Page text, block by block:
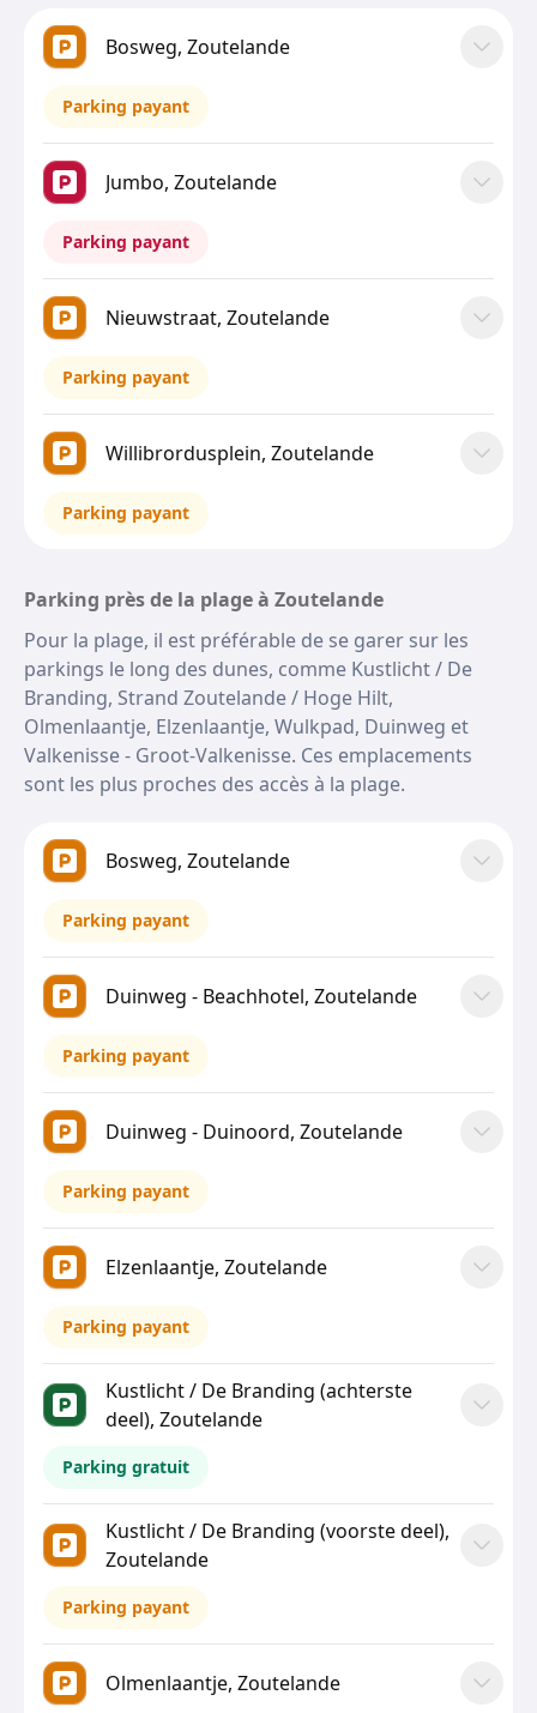
Bosweg, Zoutelande
Parking payant
Jumbo, Zoutelande
Parking payant
Nieuwstraat, Zoutelande
Parking payant
Willibrordusplein, Zoutelande
Parking payant
Parking près de la plage à Zoutelande
Pour la plage, il est préférable de se garer sur les
parkings le long des dunes, comme Kustlicht / De
Branding, Strand Zoutelande / Hoge Hilt,
Olmenlaantje, Elzenlaantje, Wulkpad, Duinweg et
Valkenisse - Groot-Valkenisse. Ces emplacements
sont les plus proches des accès à la plage.
Bosweg, Zoutelande
Parking payant
Duinweg - Beachhotel, Zoutelande
Parking payant
Duinweg - Duinoord, Zoutelande
Parking payant
Elzenlaantje, Zoutelande
Parking payant
Kustlicht / De Branding (achterste
deel), Zoutelande
Parking gratuit
Kustlicht / De Branding (voorste deel),
Zoutelande
Parking payant
Olmenlaantje, Zoutelande